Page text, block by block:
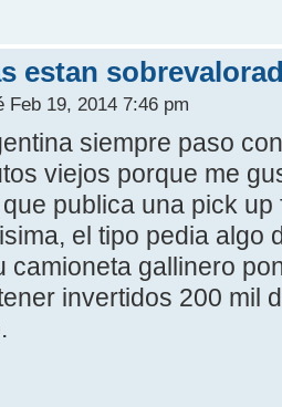
estan
Feb 19, 2014 7:46 pm
siempre paso
viejos porque me
publica una pick
el tipo pedia algo
camioneta gallinero
invertidos 200 mil